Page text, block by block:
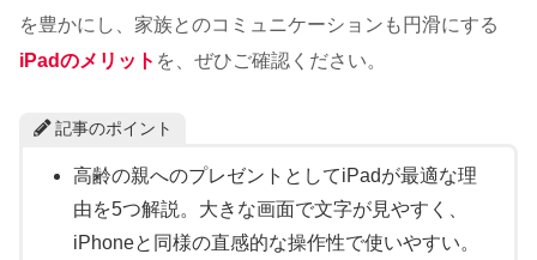
を豊かにし、家族とのコミュニケーションも円滑にする
iPadのメリット を、ぜひご確認ください。
記事のポイント
高齢の親へのプレゼントとしてiPadが最適な理
由を5つ解説。大きな画面で文字が見やすく、
iPhoneと同様の直感的な操作性で使いやすい。